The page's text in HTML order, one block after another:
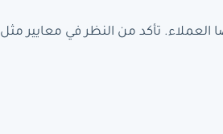
تأكد من النظر في معايير مثل